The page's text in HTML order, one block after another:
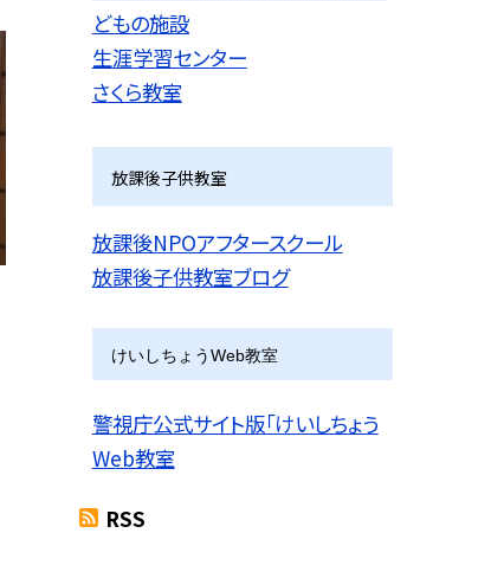
どもの施設
生涯学習センター
さくら教室
放課後子供教室
放課後NPOアフタースクール
放課後子供教室ブログ
けいしちょうWeb教室
警視庁公式サイト版「けいしちょう
Web教室
RSS